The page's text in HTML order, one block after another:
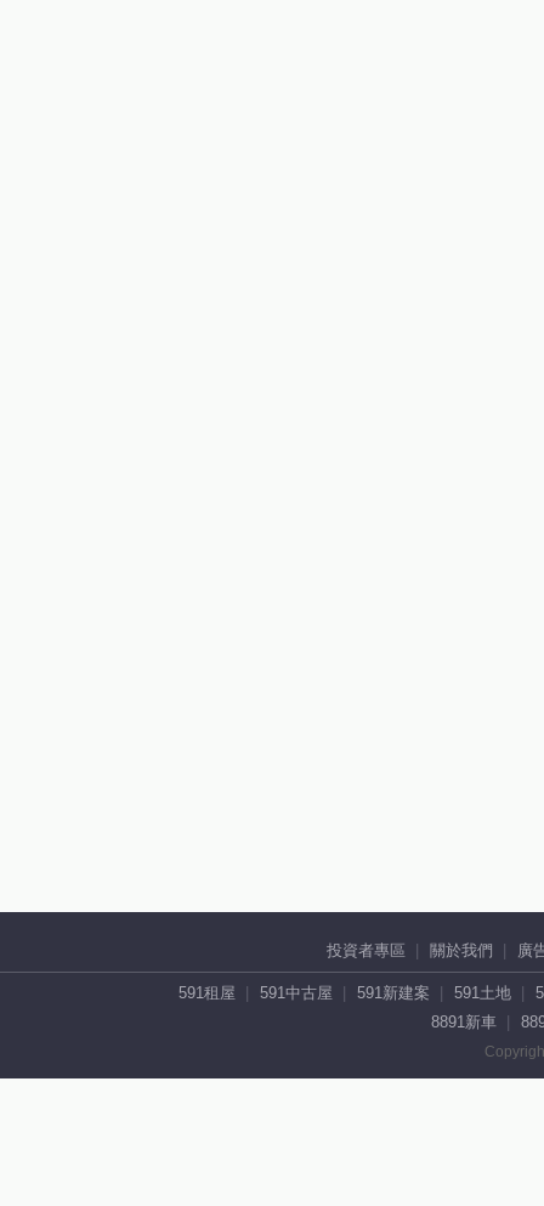
投資者專區 關於我們 廣
591租屋 591中古屋 591新建案 591土地
8891新車